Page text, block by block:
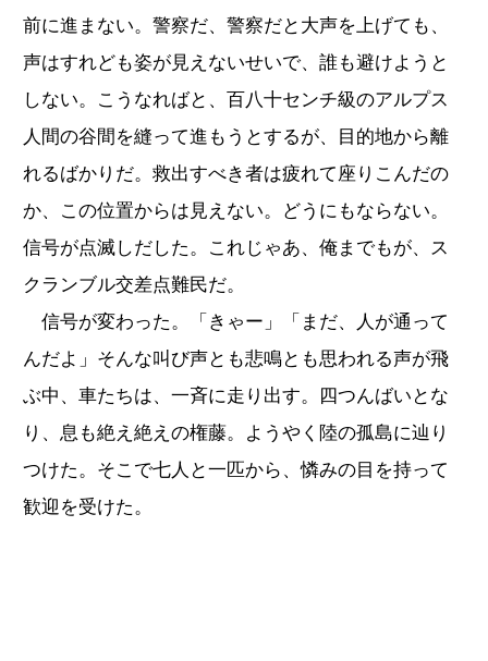
前に進まない。警察だ、警察だと大声を上げても、
声はすれども姿が見えないせいで、誰も避けようと
しない。こうなればと、百八十センチ級のアルプス
人間の谷間を縫って進もうとするが、目的地から離
れるばかりだ。救出すべき者は疲れて座りこんだの
か、この位置からは見えない。どうにもならない。
信号が点滅しだした。これじゃあ、俺までもが、ス
クランブル交差点難民だ。
信号が変わった。「きゃー」「まだ、人が通って
んだよ」そんな叫び声とも悲鳴とも思われる声が飛
ぶ中、車たちは、一斉に走り出す。四つんばいとな
り、息も絶え絶えの権藤。ようやく陸の孤島に辿り
つけた。そこで七人と一匹から、憐みの目を持って
歓迎を受けた。